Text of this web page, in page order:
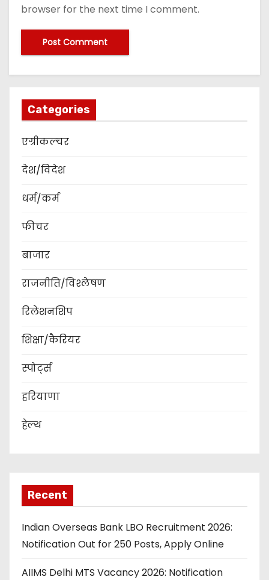
browser for the next time I comment.
Categories
एग्रीकल्चर
देश/विदेश
धर्म/कर्म
फीचर
बाजार
राजनीति/विश्लेषण
रिलेशनशिप
शिक्षा/कैरियर
स्पोर्ट्स
हरियाणा
हेल्थ
Recent
Indian Overseas Bank LBO Recruitment 2026:
Notification Out for 250 Posts, Apply Online
AIIMS Delhi MTS Vacancy 2026: Notification